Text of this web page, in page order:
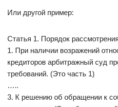
Или другой пример:
Статья 1. Порядок
1. При наличии возражений
кредиторов арбитражный суд
требований. (Это часть 1)
…..
3. К решению об обращении к